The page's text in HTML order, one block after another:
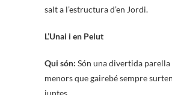
salt a l’estructura d’en Jordi.
L’Unai i en Pelut
Qui són: Són una divertida parella
menors que gairebé sempre
juntes.